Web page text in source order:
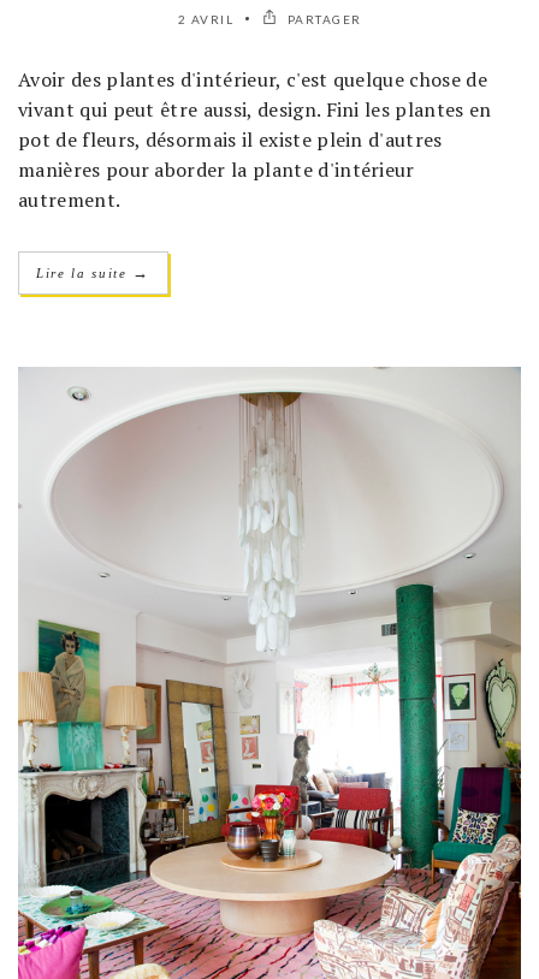
2 AVRIL PARTAGER
Avoir des plantes d'intérieur, c'est quelque chose de
vivant qui peut être aussi, design. Fini les plantes en
pot de fleurs, désormais il existe plein d'autres
manières pour aborder la plante d'intérieur
autrement.
Lire la suite →